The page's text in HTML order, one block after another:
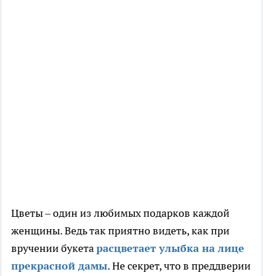
Цветы – один из любимых подарков каждой
женщины. Ведь так приятно видеть, как при
вручении букетарасцветает улыбка на лице
прекрасной дамы. Не секрет, что в преддверии